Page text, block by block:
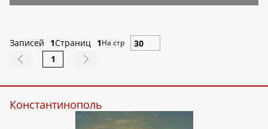
Записей 1Страниц 1На стр
1
Константинополь